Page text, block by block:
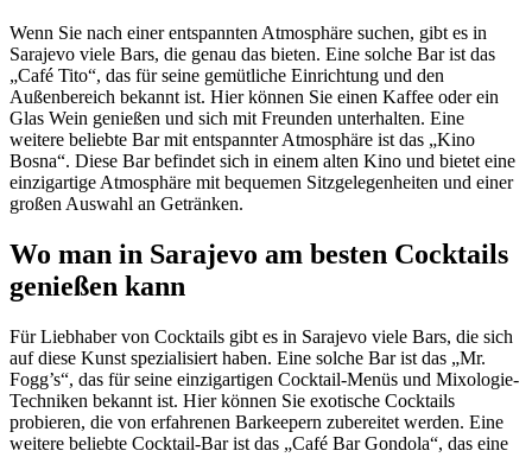
Wenn Sie nach einer entspannten Atmosphäre suchen, gibt es in
Sarajevo viele Bars, die genau das bieten. Eine solche Bar ist das
„Café Tito“, das für seine gemütliche Einrichtung und den
Außenbereich bekannt ist. Hier können Sie einen Kaffee oder ein
Glas Wein genießen und sich mit Freunden unterhalten. Eine
weitere beliebte Bar mit entspannter Atmosphäre ist das „Kino
Bosna“. Diese Bar befindet sich in einem alten Kino und bietet eine
einzigartige Atmosphäre mit bequemen Sitzgelegenheiten und einer
großen Auswahl an Getränken.
Wo man in Sarajevo am besten Cocktails
genießen kann
Für Liebhaber von Cocktails gibt es in Sarajevo viele Bars, die sich
auf diese Kunst spezialisiert haben. Eine solche Bar ist das „Mr.
Fogg’s“, das für seine einzigartigen Cocktail-Menüs und Mixologie-
Techniken bekannt ist. Hier können Sie exotische Cocktails
probieren, die von erfahrenen Barkeepern zubereitet werden. Eine
weitere beliebte Cocktail-Bar ist das „Café Bar Gondola“, das eine